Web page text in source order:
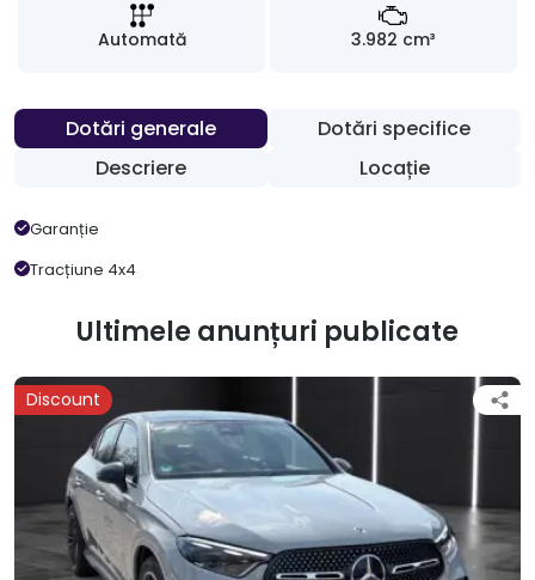
Automată 3.982 cm³
Dotări generale
Dotări specifice
Descriere
Locație
Garanție
Tracțiune 4x4
Ultimele anunțuri publicate
Discount